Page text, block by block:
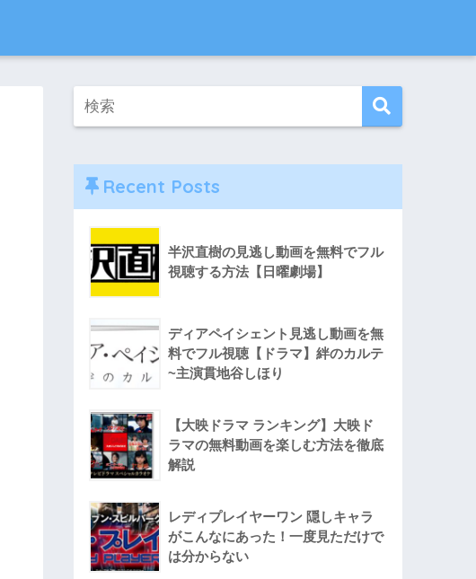
Recent Posts
半沢直樹の見逃し動画を無料でフル
視聴する方法【日曜劇場】
ディアペイシェント見逃し動画を無
料でフル視聴【ドラマ】絆のカルテ
~主演貫地谷しほり
【大映ドラマ ランキング】大映ド
ラマの無料動画を楽しむ方法を徹底
解説
レディプレイヤーワン 隠しキャラ
がこんなにあった！一度見ただけで
は分からない